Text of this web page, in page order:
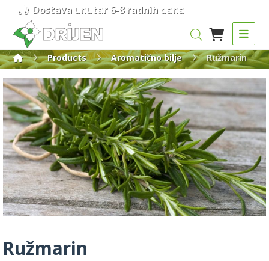
Dostava unutar 6-8 radnih dana
Products Aromatično bilje Ružmarin
Ružmarin